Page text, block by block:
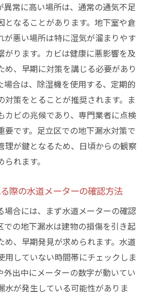
業者の強みとその選び方
業者の選定基準とは
応が可能な専門業者の見極め方
可能な業者を選ぶメリット
到着が可能な業者の特徴
持つ業者が持つ利点
力のある業者の見分け方
実績で評価される業者の選び方
緊急対応業者の見極めポイント
おける最新技術とそのメリット
技術の進化とその利点
修理を実現するための技術選び
よる修理時間短縮のメリット
した修理技術の重要性
用いた漏水修理の成功事例
した地下漏水修理の具体例と成
異常に高い場所は、通常の通気不足
となることがあります。地下室や倉
が悪い場所は特に湿気が溜まりやす
がります。カビは健康に悪影響を及
め、早期に対策を講じる必要があり
場合は、除湿機を使用する、定期的
対策をとることが推奨されます。ま
カビの兆候であり、専門業者に点検
要です。足立区での地下漏水対策で
理が鍵となるため、日頃からの観察
れます。
際の水道メーターの確認方法
場合には、まず水道メーターの確認
での地下漏水は建物の損傷を引き起
め、早期発見が求められます。水道
用していない時間帯にチェックしま
外出中にメーターの数字が動いてい
水が発生している可能性がありま